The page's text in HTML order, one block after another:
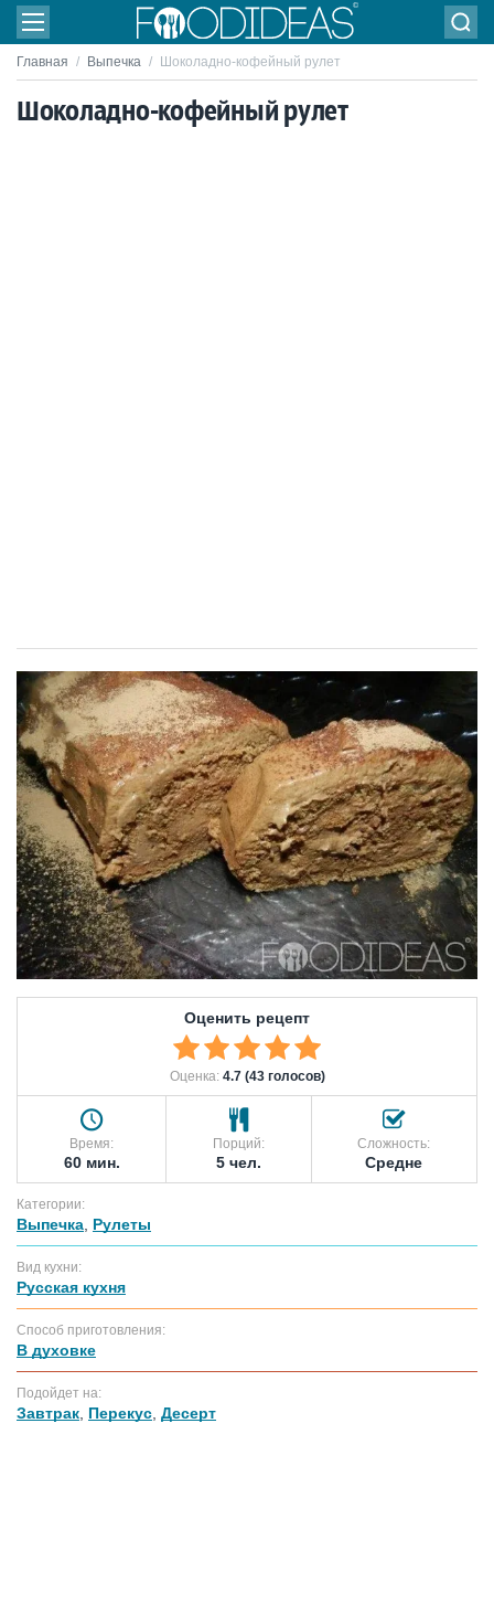
Главная / Выпечка / Шоколадно-кофейный рулет
Шоколадно-кофейный рулет
Оценить рецепт
Оценка: 4.7 (43 голосов)
Время:
60 мин.
Порций:
5 чел.
Сложность:
Средне
Категории:
Выпечка Рулеты
Вид кухни:
Русская кухня
Способ приготовления:
В духовке
Подойдет на:
Завтрак Перекус Десерт